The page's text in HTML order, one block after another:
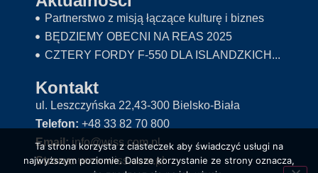
Partnerstwo z misją łączące kulturę i biznes
BĘDZIEMY OBECNI NA REAS 2025
CZTERY FORDY F-550 DLA ISLANDZKICH...
Kontakt
ul. Leszczyńska 22,43-300 Bielsko-Biała
Telefon: +48 33 82 70 800
Email:info@wiss.com.pl
Strona:www.wiss.com.pl
Ta strona korzysta z ciasteczek aby świadczyć usługi na
najwyższym poziomie. Dalsze korzystanie ze strony oznacza,